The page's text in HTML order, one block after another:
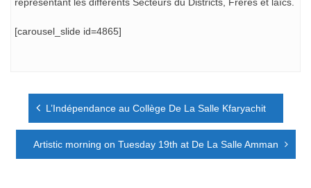
[carousel_slide id=4865]
Navigation
l’article
L’Indépendance au Collège De La Salle Kfaryachit
Artistic morning on Tuesday 19th at De La Salle Amman